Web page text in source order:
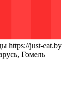
https://just-eat.by
Гомель